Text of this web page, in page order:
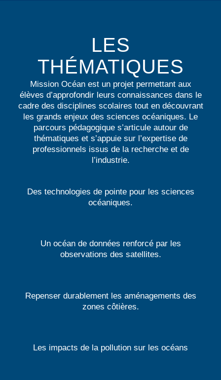
LES
THÉMATIQUES
Mission Océan est un projet permettant aux
élèves d’approfondir leurs connaissances dans le
cadre des disciplines scolaires tout en découvrant
les grands enjeux des sciences océaniques. Le
parcours pédagogique s’articule autour de
thématiques et s’appuie sur l’expertise de
professionnels issus de la recherche et de
l’industrie.
EXPLORATION
Des technologies de pointe pour les sciences
océaniques.
OBSERVATION
Un océan de données renforcé par les
observations des satellites.
ZONE LITTORALE ET TRAIT DE
CÔTE
Repenser durablement les aménagements des
zones côtières.
POLLUTION DES EAUX
Les impacts de la pollution sur les océans